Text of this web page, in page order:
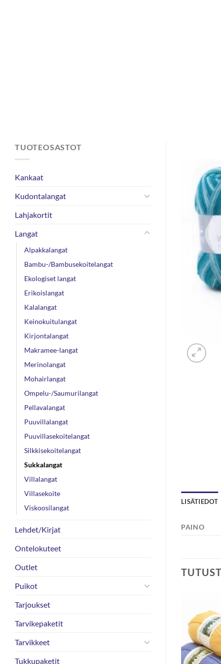
TUOTEOSASTOT
Kankaat
Kudontalangat
Lahjakortit
Langat
Alpakkalangat
Bambu-/Bambusekoitelangat
Ekologiset langat
Erikoislangat
Kalalangat
Keinokuitulangat
Kirjontalangat
Makramee-langat
Merinolangat
Mohairlangat
Ompelu-/Saumurilangat
Pellavalangat
Puuvillalangat
Puuvillasekoitelangat
Silkkisekoitelangat
Sukkalangat
Villalangat
Villasekoite
Viskoosilangat
Lehdet/Kirjat
Ontelokuteet
Outlet
Puikot
Tarjoukset
Tarvikepaketit
Tarvikkeet
Tukkupaketit
LISÄTIEDOT
PAINO